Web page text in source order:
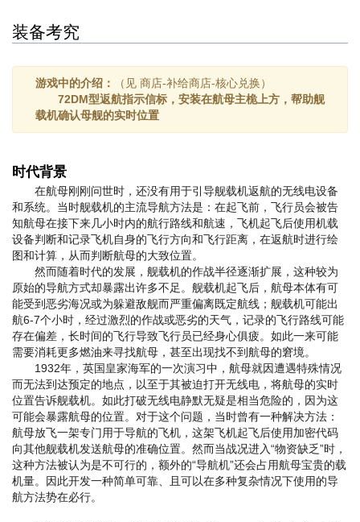
装备考究
游戏中的介绍：
（见 商店-补给商店-核心兑换）
72DM型返航指示信标，安装在航母主桅上方，帮助舰
载机确认母舰的实时位置
时代背景
在航母刚刚问世时，还没有用于引导舰载机返航的无线电设备
和系统。当时舰载机的主流导航方法是：在起飞前，飞行员会被告
知航母在接下来几小时内的航行路线和航速，飞机起飞后使用机载
设备判断和记录飞机自身的飞行方向和飞行距离，在返航时进行绘
图和计算，从而判断航母的大致位置。
然而随着时代的发展，舰载机的作战半径逐渐扩展，这种较为
原始的导航方式却暴露出许多不足。舰载机起飞后，航母本体有可
能受到恶劣海况或为躲避敌舰而严重偏离既定航线；舰载机可能出
航6-7个小时，经过激烈的作战或恶劣的天气，记录的飞行路线可能
存在偏差，长时间的飞行导致飞行员已经身心俱疲。如此一来可能
需要消耗更多燃油来寻找航母，甚至出现找不到航母的窘境。
1932年，英国皇家海军的一次演习中，航母就因遭遇特殊情况
而无法到达预定的地点，以至于其被迫打开无线电，将航母的实时
位置告诉舰载机。如此打破无线电静默无疑是相当危险的，因为这
可能会暴露航母的位置。对于这个问题，当时曾有一种解决方法：
航母放飞一架专门用于导航的飞机，这架飞机起飞后使用加密代码
向其他舰载机发送航母的准确位置。然而当战况进入“物资缺乏”时，
这种方法被认为是不可行的，额外的“导航机”还会占用航母宝贵的载
机量。因此开发一种简单可靠、且可以在多种复杂情况下使用的导
航方法势在必行。